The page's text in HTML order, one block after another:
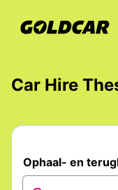
Car Hire
Ophaal- en